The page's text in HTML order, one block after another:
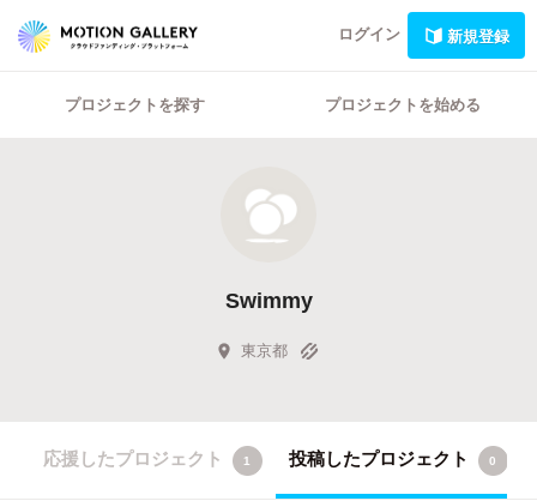
ログイン 新規登録
プロジェクトを探す プロジェクトを始める
Swimmy
東京都
応援したプロジェクト 1 投稿したプロジェクト 0